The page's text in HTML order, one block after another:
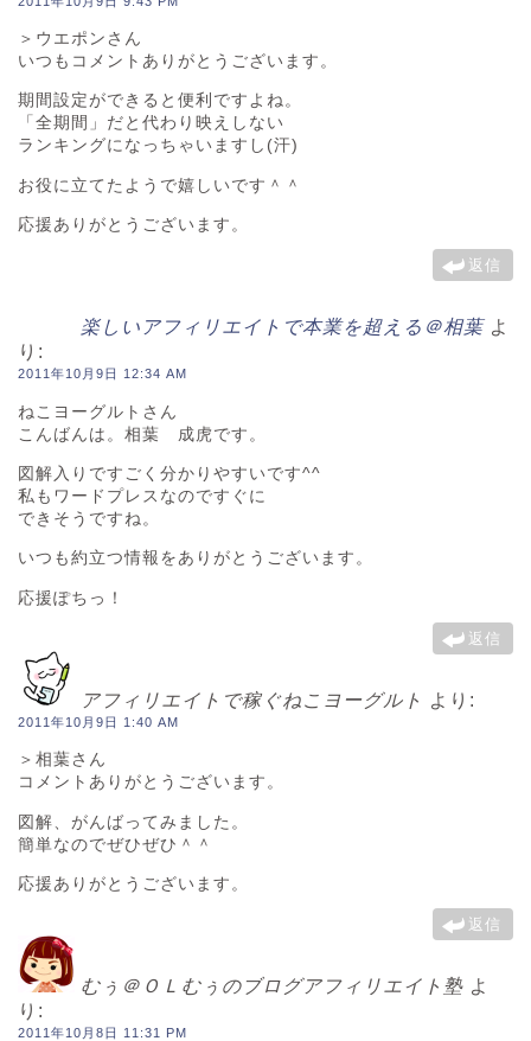
＞ウエポンさん
いつもコメントありがとうございます。
期間設定ができると便利ですよね。
「全期間」だと代わり映えしない
ランキングになっちゃいますし(汗)
お役に立てたようで嬉しいです＾＾
応援ありがとうございます。
返信
楽しいアフィリエイトで本業を超える＠相葉 よ
り:
2011年10月9日 12:34 AM
ねこヨーグルトさん
こんばんは。相葉 成虎です。
図解入りですごく分かりやすいです^^
私もワードプレスなのですぐに
できそうですね。
いつも約立つ情報をありがとうございます。
応援ぽちっ！
返信
アフィリエイトで稼ぐねこヨーグルト より:
2011年10月9日 1:40 AM
＞相葉さん
コメントありがとうございます。
図解、がんばってみました。
簡単なのでぜひぜひ＾＾
応援ありがとうございます。
返信
むぅ＠ＯＬむぅのブログアフィリエイト塾 よ
り:
2011年10月8日 11:31 PM